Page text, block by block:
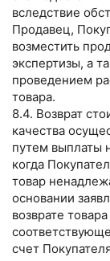
вследствие
Продавец,
возместить
экспертизы, а
проведением
товара.
8.4. Возврат
качества
путем выплаты
когда
товар
основании
возврате
счет